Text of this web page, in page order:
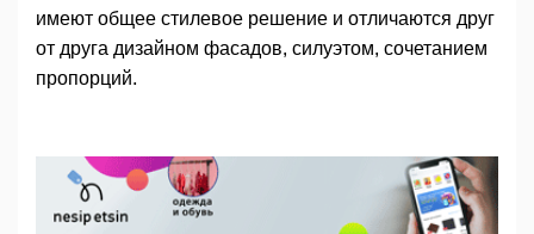
имеют общее стилевое решение и отличаются друг
от друга дизайном фасадов, силуэтом, сочетанием
пропорций.